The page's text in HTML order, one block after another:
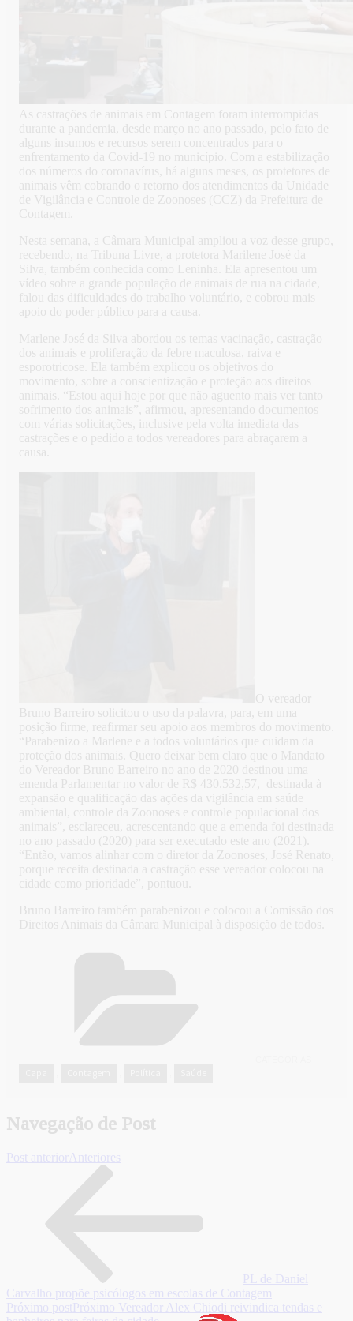
As castrações de animais em Contagem foram interrompidas
durante a pandemia, desde março no ano passado, pelo fato de
alguns insumos e recursos serem concentrados para o
enfrentamento da Covid-19 no município. Com a estabilização
dos números do coronavírus, há alguns meses, os protetores de
animais vêm cobrando o retorno dos atendimentos da Unidade
de Vigilância e Controle de Zoonoses (CCZ) da Prefeitura de
Contagem.
Nesta semana, a Câmara Municipal ampliou a voz desse grupo,
recebendo, na Tribuna Livre, a protetora Marilene José da
Silva, também conhecida como Leninha. Ela apresentou um
vídeo sobre a grande população de animais de rua na cidade,
falou das dificuldades do trabalho voluntário, e cobrou mais
apoio do poder público para a causa.
Marlene José da Silva abordou os temas vacinação, castração
dos animais e proliferação da febre maculosa, raiva e
esporotricose. Ela também explicou os objetivos do
movimento, sobre a conscientização e proteção aos direitos
animais. “Estou aqui hoje por que não aguento mais ver tanto
sofrimento dos animais”, afirmou, apresentando documentos
com várias solicitações, inclusive pela volta imediata das
castrações e o pedido a todos vereadores para abraçarem a
causa.
O vereador
Bruno Barreiro solicitou o uso da palavra, para, em uma
posição firme, reafirmar seu apoio aos membros do movimento.
“Parabenizo a Marlene e a todos voluntários que cuidam da
proteção dos animais. Quero deixar bem claro que o Mandato
do Vereador Bruno Barreiro no ano de 2020 destinou uma
emenda Parlamentar no valor de R$ 430.532,57, destinada à
expansão e qualificação das ações da vigilância em saúde
ambiental, controle da Zoonoses e controle populacional dos
animais”, esclareceu, acrescentando que a emenda foi destinada
no ano passado (2020) para ser executado este ano (2021).
“Então, vamos alinhar com o diretor da Zoonoses, José Renato,
porque receita destinada a castração esse vereador colocou na
cidade como prioridade”, pontuou.
Bruno Barreiro também parabenizou e colocou a Comissão dos
Direitos Animais da Câmara Municipal à disposição de todos.
Navegação de Post
Post anterior Anteriores
PL de Daniel
Carvalho propõe psicólogos em escolas de Contagem
Próximo post Próximo Vereador Alex Chiodi reivindica tendas e